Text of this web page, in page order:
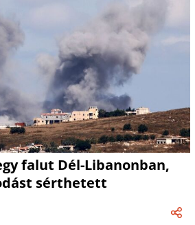
falut Dél-Libanonban,
sérthetett